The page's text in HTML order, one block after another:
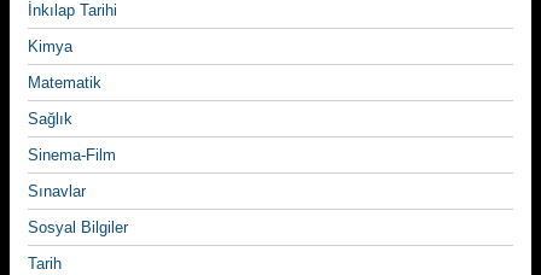
İnkılap Tarihi
Kimya
Matematik
Sağlık
Sinema-Film
Sınavlar
Sosyal Bilgiler
Tarih